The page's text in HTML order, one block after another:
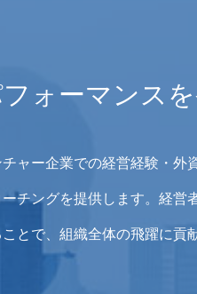
ォーマンス
ャー企業での経営経験・外
チングを提供します。経営
とで、組織全体の飛躍に貢